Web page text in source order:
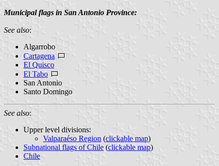
Municipal flags in San Antonio Province:
See also:
Algarrobo
Cartagena
El Quisco
El Tabo
San Antonio
Santo Domingo
See also:
Upper level divisions:
Valparaéso Region (clickable map)
Subnational flags of Chile (clickable map)
Chile